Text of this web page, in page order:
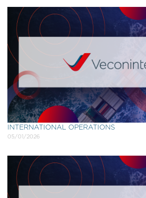
INTERNATIONAL OPERATIONS
05/01/2026